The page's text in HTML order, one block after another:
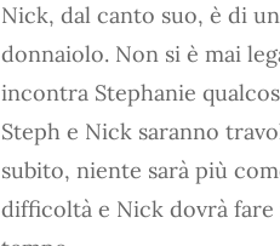
Nick, dal canto suo, è di
donnaiolo. Non si è mai
incontra Stephanie
Steph e Nick saranno
subito, niente sarà più
difficoltà e Nick dovrà